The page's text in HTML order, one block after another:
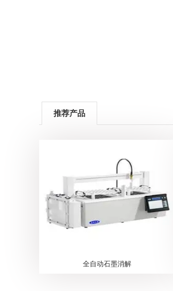
推荐产品
全自动石墨消解